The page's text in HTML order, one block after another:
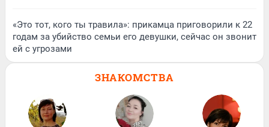
«Это тот, кого ты травила»: прикамца приговорили к 22
годам за убийство семьи его девушки, сейчас он звонит
ей с угрозами
ЗНАКОМСТВА